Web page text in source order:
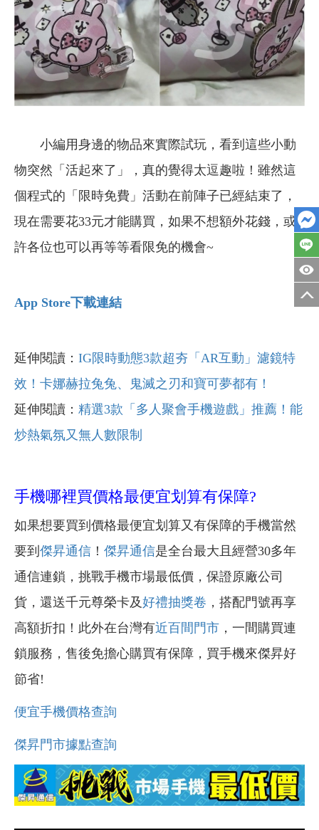
小編用身邊的物品來實際試玩，看到這些小動
物突然「活起來了」，真的覺得太逗趣啦！雖然這
個程式的「限時免費」活動在前陣子已經結束了，
現在需要花33元才能購買，如果不想額外花錢，或
許各位也可以再等等看限免的機會~
App Store下載連結
延伸閱讀： IG限時動態3款超夯「AR互動」濾鏡特
效！卡娜赫拉兔兔、鬼滅之刃和寶可夢都有！
延伸閱讀： 精選3款「多人聚會手機遊戲」推薦！能
炒熱氣氛又無人數限制
手機哪裡買價格最便宜划算有保障?
如果想要買到價格最便宜划算又有保障的手機當然
要到 傑昇通信 ！ 傑昇通信是全台最大且經營30多年
通信連鎖，挑戰手機市場最低價，保證原廠公司
貨，還送千元尊榮卡及好禮抽獎卷 ，搭配門號再享
高額折扣！此外在台灣有近百間門市 ，一間購買連
鎖服務，售後免擔心購買有保障，買手機來傑昇好
節省!
便宜手機價格查詢
傑昇門市據點查詢